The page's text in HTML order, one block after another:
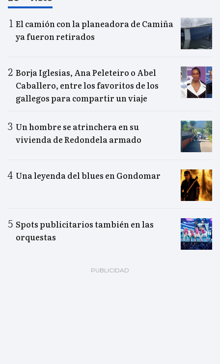
El camión con la planeadora de Camiña
ya fueron retirados
Borja Iglesias, Ana Peleteiro o Abel
Caballero, entre los favoritos de los
gallegos para compartir un viaje
Un hombre se atrinchera en su
vivienda de Redondela armado
Una leyenda del blues en Gondomar
Spots publicitarios también en las
orquestas